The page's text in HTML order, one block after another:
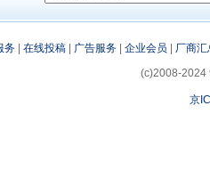
务| 在线投稿| 广告服务| 企业会员
厂商汇
(c)2008-2024
京